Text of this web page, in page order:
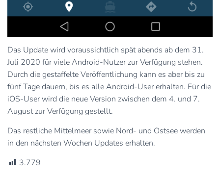
Das Update wird voraussichtlich spät abends ab dem 31.
Juli 2020 für viele Android-Nutzer zur Verfügung stehen.
Durch die gestaffelte Veröffentlichung kann es aber bis zu
fünf Tage dauern, bis es alle Android-User erhalten. Für die
iOS-User wird die neue Version zwischen dem 4. und 7.
August zur Verfügung gestellt.
Das restliche Mittelmeer sowie Nord- und Ostsee werden
in den nächsten Wochen Updates erhalten.
3.779